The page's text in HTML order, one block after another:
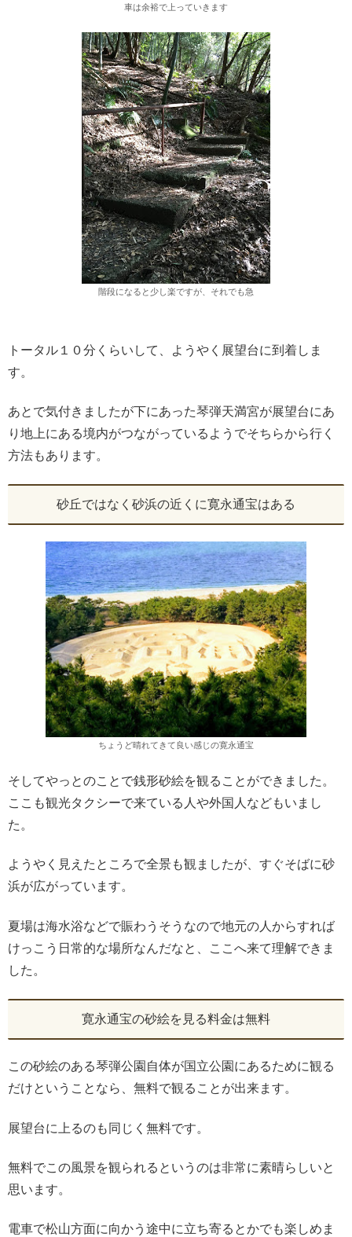
車は余裕で上っていきます
階段になると少し楽ですが、それでも急
トータル１０分くらいして、ようやく展望台に到着しま
す。
あとで気付きましたが下にあった琴弾天満宮が展望台にあ
り地上にある境内がつながっているようでそちらから行く
方法もあります。
砂丘ではなく砂浜の近くに寛永通宝はある
ちょうど晴れてきて良い感じの寛永通宝
そしてやっとのことで銭形砂絵を観ることができました。
ここも観光タクシーで来ている人や外国人などもいまし
た。
ようやく見えたところで全景も観ましたが、すぐそばに砂
浜が広がっています。
夏場は海水浴などで賑わうそうなので地元の人からすれば
けっこう日常的な場所なんだなと、ここへ来て理解できま
した。
寛永通宝の砂絵を見る料金は無料
この砂絵のある琴弾公園自体が国立公園にあるために観る
だけということなら、無料で観ることが出来ます。
展望台に上るのも同じく無料です。
無料でこの風景を観られるというのは非常に素晴らしいと
思います。
電車で松山方面に向かう途中に立ち寄るとかでも楽しめま